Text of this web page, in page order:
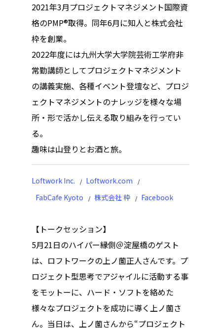
2021年3月プロジェクトマネジメント国際資
格のPMP®取得。同年6月に知人と株式会社
枠を創業。
2022年度には九州大学大学院芸術工学府非
常勤講師としてプロジェクトマネジメント
の講義実施、各種イベント登壇など、プロジ
ェクトマネジメントのナレッジを様々な場
所・形で活かし伝える取り組みを行ってい
る。
趣味は山登りとお酒と旅。
Loftwork Inc.
Loftwork.com
FabCafe Kyoto
株式会社 枠 Facebook
【トークセッション】
5月21日のハイパー縁側＠淀屋橋のゲスト
は、ロフトワークの上ノ薗正人さんです。プ
ロジェクト型思考でアジャイルに活動する事
をモットーに、ハード・ソフトを絡めた
様々なプロジェクトを成功に導く上ノ薗さ
ん。当日は、上ノ薗さんから“プロジェクト
ハイパー縁側とは
ハイパー縁側@中津
ハイパー縁側@天満
ハイパー縁側@私市
ハイパー縁側@東本
ハイパー縁側@阿倍
ハイパー縁側@新京
ハイパー縁側@塩屋